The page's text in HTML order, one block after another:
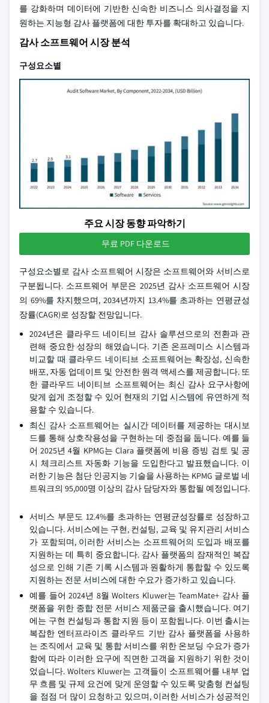
를 강화하며 데이터에 기반한 신속한 비즈니스 의사결정을 지
원하는 지능형 감사 플랫폼에 대한 투자를 확대하고 있습니다.
감사 소프트웨어 시장 분석
구성요소별
주요 시장 동향 파악하기
무료 PDF 다운로드
구성요소별로 감사 소프트웨어 시장은 소프트웨어와 서비스로
구분됩니다. 소프트웨어 부문은 2025년 감사 소프트웨어 시장
의 69%를 차지했으며, 2034년까지 13.4%를 초과하는 연평균성
장률(CAGR)로 성장할 전망입니다.
2024년은 클라우드 네이티브 감사 솔루션으로의 전환과 관
련해 중요한 성장의 해였습니다. 기존 온프레미스 시스템과
비교할 때 클라우드 네이티브 소프트웨어는 확장성, 신속한
배포, 자동 업데이트 및 안전한 원격 액세스를 제공합니다. 또
한 클라우드 네이티브 소프트웨어는 최신 감사 요구사항에
맞게 쉽게 조정할 수 있어 현재의 기업 시스템에 유연하게 적
용할 수 있습니다.
최신 감사 소프트웨어는 실시간 데이터를 제공하는 대시보
드를 통해 상호작용성을 구현하는 데 중점을 둡니다. 예를 들
어 2025년 4월 KPMG는 Clara 플랫폼에 비용 증빙 검토 및 공
시 체크리스트 자동화 기능을 도입한다고 발표했습니다. 이
러한 기능은 첨단 인공지능 기술을 사용하는 KPMG 글로벌 네
트워크의 95,000명 이상의 감사 담당자와 통합될 예정입니다.
서비스 부문도 12.4%를 초과하는 연평균성장률로 성장하고
있습니다. 서비스에는 구현, 컨설팅, 교육 및 유지관리 서비스
가 포함되며, 이러한 서비스는 소프트웨어의 도입과 배포를
지원하는 데 특히 중요합니다. 감사 플랫폼의 잠재적인 복잡
성으로 인해 기존 기록 시스템과 원활하게 통합할 수 있도록
지원하는 전문 서비스에 대한 수요가 증가하고 있습니다.
예를 들어 2024년 8월 Wolters Kluwer는 TeamMate+ 감사 플
랫폼을 위한 종합 전문 서비스 제품군을 출시했습니다. 여기
에는 구현 컨설팅과 통합 지원 등이 포함됩니다. 이번 출시는
복잡한 엔터프라이즈 클라우드 기반 감사 플랫폼을 사용하
는 조직에서 교육 및 통합 서비스를 위한 온보딩 수요가 증가
함에 따라 이러한 요구에 직면한 고객을 지원하기 위한 것이
었습니다. Wolters Kluwer는 고객들이 소프트웨어를 내부 업
무 흐름 및 규제 요건에 맞게 운영할 수 있도록 맞춤형 컨설팅
을 점점 더 많이 요청하고 있으며, 이러한 서비스가 성공적인